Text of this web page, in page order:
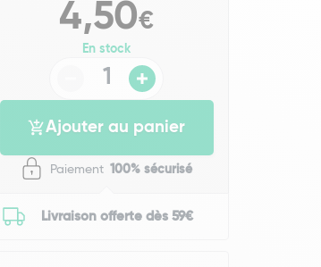
4,50€
En stock
Ajouter au panier
Paiement 100% sécurisé
Livraison offerte dès 59€